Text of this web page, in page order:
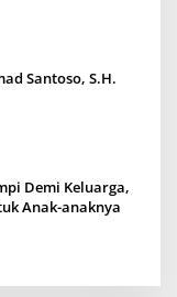
Santoso, S.H.
Demi Keluarga,
Anak-anaknya